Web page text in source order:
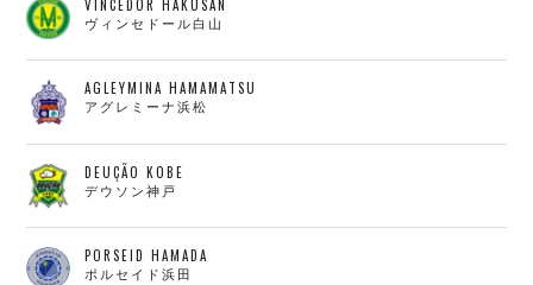
VINCEDOR HAKUSAN
ヴィンセドール白山
AGLEYMINA HAMAMATSU
アグレミーナ浜松
DEUÇÃO KOBE
デウソン神戸
PORSEID HAMADA
ポルセイド浜田